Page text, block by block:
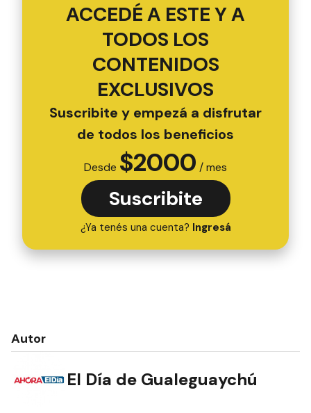
ACCEDÉ A ESTE Y A
TODOS LOS
CONTENIDOS
EXCLUSIVOS
Suscribite y empezá a disfrutar
de todos los beneficios
Desde $2000 / mes
Suscribite
¿Ya tenés una cuenta? Ingresá
Autor
El Día de Gualeguaychú